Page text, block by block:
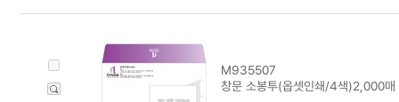
M935507
창문 소봉투(옵셋인쇄/4색)2,000매